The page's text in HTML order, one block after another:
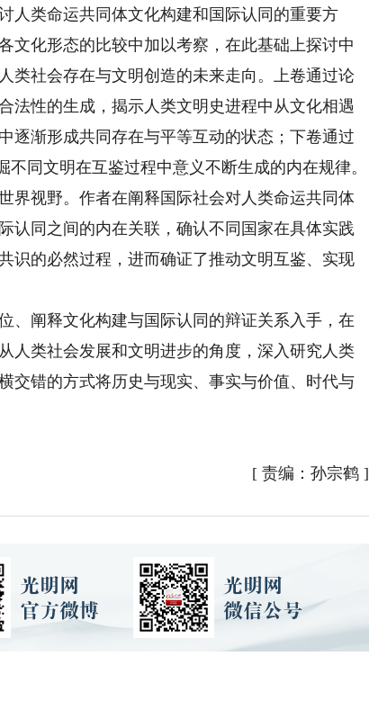
人类命运共同体文化构建和国际认同的重要方
文化形态的比较中加以考察，在此基础上探讨中
类社会存在与文明创造的未来走向。上卷通过论
法性的生成，揭示人类文明史进程中从文化相遇
逐渐形成共同存在与平等互动的状态；下卷通过
同文明在互鉴过程中意义不断生成的内在规律。
界视野。作者在阐释国际社会对人类命运共同体
认同之间的内在关联，确认不同国家在具体实践
识的必然过程，进而确证了推动文明互鉴、实现
阐释文化构建与国际认同的辩证关系入手，在
人类社会发展和文明进步的角度，深入研究人类
交错的方式将历史与现实、事实与价值、时代与
[ 责编：孙宗鹤]